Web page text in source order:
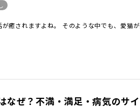
癒されますよね。 そのような中でも、愛猫
なぜ？不満・満足・病気のサ